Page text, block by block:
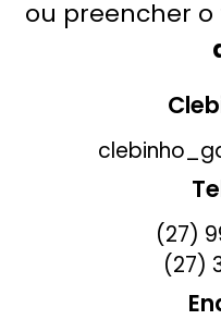
ou preencher
(27)
(27)